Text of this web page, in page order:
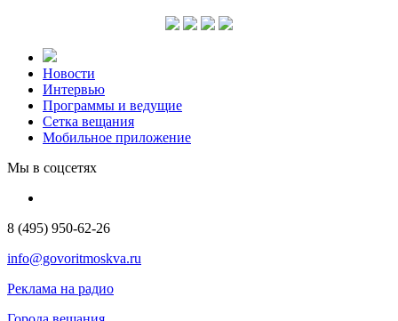
Новости
Интервью
Программы и ведущие
Сетка вещания
Мобильное приложение
Мы в соцсетях
8 (495) 950-62-26
info@govoritmoskva.ru
Реклама на радио